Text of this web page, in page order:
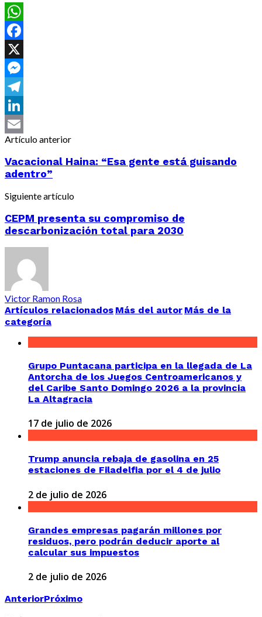
WhatsApp
Facebook
X
Messenger
Telegram
LinkedIn
Email
Artículo anterior
Vacacional Haina: “Esa gente está guisando
adentro”
Siguiente artículo
CEPM presenta su compromiso de
descarbonización total para 2030
Victor Ramon Rosa
Artículos relacionados Más del autor Más de la
categoría
Grupo Puntacana participa en la llegada de La
Antorcha de los Juegos Centroamericanos y
del Caribe Santo Domingo 2026 a la provincia
La Altagracia
17 de julio de 2026
Trump anuncia rebaja de gasolina en 25
estaciones de Filadelfia por el 4 de julio
2 de julio de 2026
Grandes empresas pagarán millones por
residuos, pero podrán deducir aporte al
calcular sus impuestos
2 de julio de 2026
AnteriorPróximo